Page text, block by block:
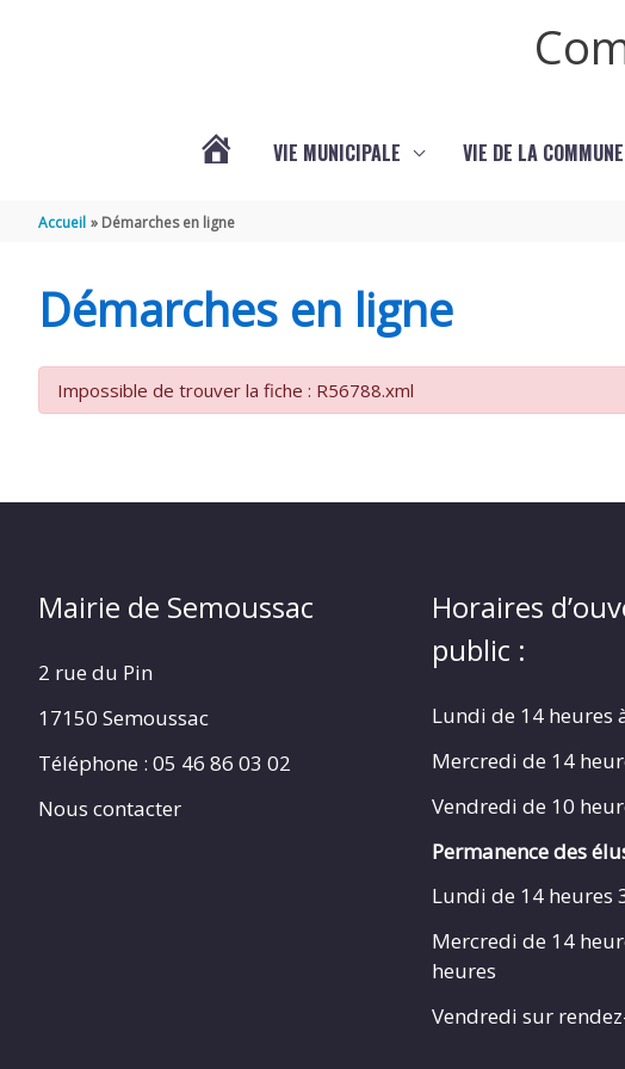
SEMOUSSAC
VIE MUNICIPALE VIE DE LA COMMUNE
Accueil Démarches en ligne
Démarches en ligne
Impossible de trouver la fiche : R56788.xml
Mairie de Semoussac
2 rue du Pin
17150 Semoussac
Téléphone : 05 46 86 03 02
Nous contacter
Horaires
public :
Lundi de 14 heures
Mercredi de 14
Vendredi de 10
Permanence des
Lundi de 14 heures
Mercredi de 14
heures
Vendredi sur